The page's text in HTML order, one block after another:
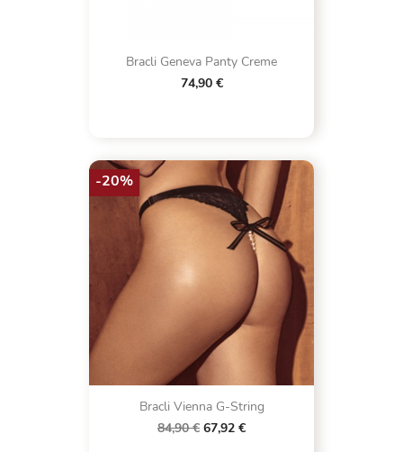
Bracli Geneva Panty Creme
74,90 €
Bracli Vienna G-String
84,90 € 67,92 €
-20%